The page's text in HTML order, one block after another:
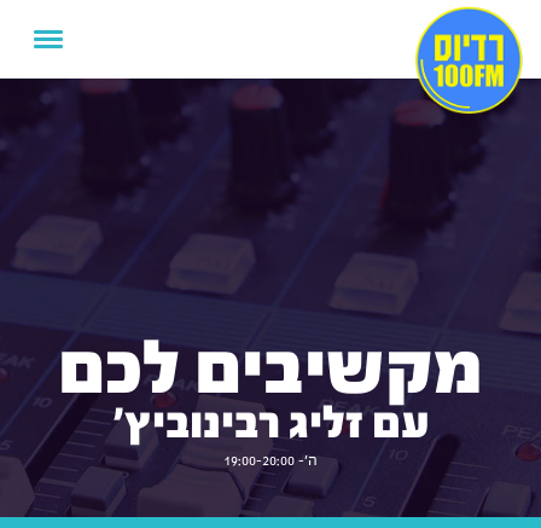
מקשיבים לכם
עם זליג רבינוביץ'
ה'- 19:00-20:00